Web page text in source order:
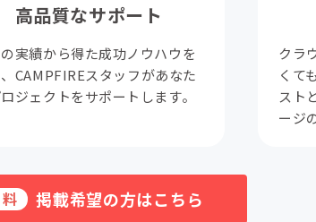
高品質なサポート
実績から得た成功ノウハウを
CAMPFIREスタッフがあなた
ジェクトをサポートします。
クラ
くて
スト
ージ
無料 掲載希望の方はこちら